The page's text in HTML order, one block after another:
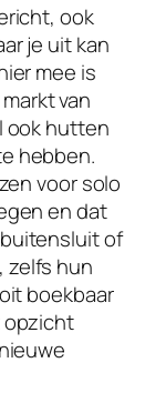
ook
je uit kan
mee is
van
ook hutten
hebben.
voor solo
en dat
of
zelfs hun
boekbaar
opzicht